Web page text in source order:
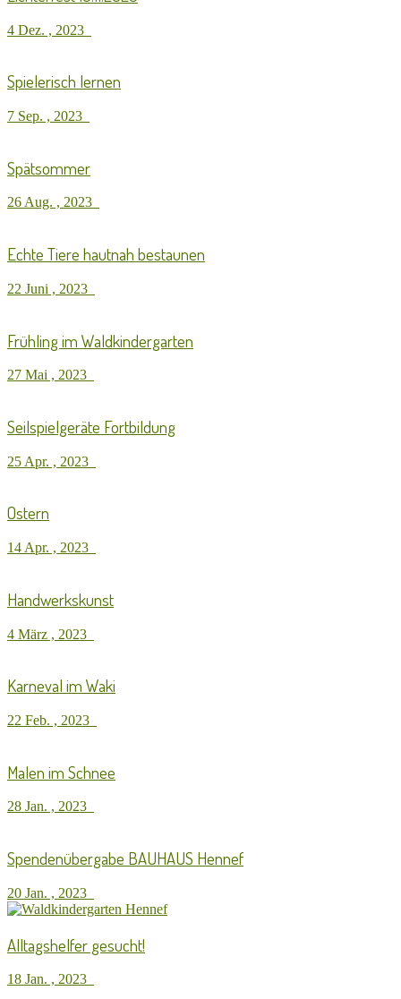
4 Dez. , 2023
Spielerisch lernen
7 Sep. , 2023
Spätsommer
26 Aug. , 2023
Echte Tiere hautnah bestaunen
22 Juni , 2023
Frühling im Waldkindergarten
27 Mai , 2023
Seilspielgeräte Fortbildung
25 Apr. , 2023
Ostern
14 Apr. , 2023
Handwerkskunst
4 März , 2023
Karneval im Waki
22 Feb. , 2023
Malen im Schnee
28 Jan. , 2023
Spendenübergabe BAUHAUS Hennef
20 Jan. , 2023
Alltagshelfer gesucht!
18 Jan. , 2023